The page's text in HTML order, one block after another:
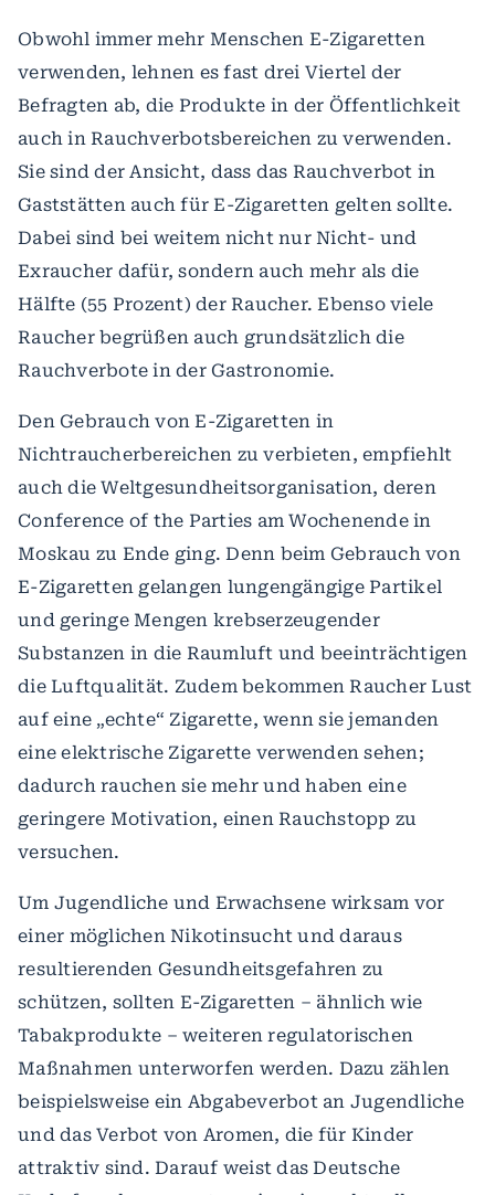
Obwohl immer mehr Menschen E-Zigaretten
verwenden, lehnen es fast drei Viertel der
Befragten ab, die Produkte in der Öffentlichkeit
auch in Rauchverbotsbereichen zu verwenden.
Sie sind der Ansicht, dass das Rauchverbot in
Gaststätten auch für E-Zigaretten gelten sollte.
Dabei sind bei weitem nicht nur Nicht- und
Exraucher dafür, sondern auch mehr als die
Hälfte (55 Prozent) der Raucher. Ebenso viele
Raucher begrüßen auch grundsätzlich die
Rauchverbote in der Gastronomie.
Den Gebrauch von E-Zigaretten in
Nichtraucherbereichen zu verbieten, empfiehlt
auch die Weltgesundheitsorganisation, deren
Conference of the Parties am Wochenende in
Moskau zu Ende ging. Denn beim Gebrauch von
E-Zigaretten gelangen lungengängige Partikel
und geringe Mengen krebserzeugender
Substanzen in die Raumluft und beeinträchtigen
die Luftqualität. Zudem bekommen Raucher Lust
auf eine „echte“ Zigarette, wenn sie jemanden
eine elektrische Zigarette verwenden sehen;
dadurch rauchen sie mehr und haben eine
geringere Motivation, einen Rauchstopp zu
versuchen.
Um Jugendliche und Erwachsene wirksam vor
einer möglichen Nikotinsucht und daraus
resultierenden Gesundheitsgefahren zu
schützen, sollten E-Zigaretten – ähnlich wie
Tabakprodukte – weiteren regulatorischen
Maßnahmen unterworfen werden. Dazu zählen
beispielsweise ein Abgabeverbot an Jugendliche
und das Verbot von Aromen, die für Kinder
attraktiv sind. Darauf weist das Deutsche